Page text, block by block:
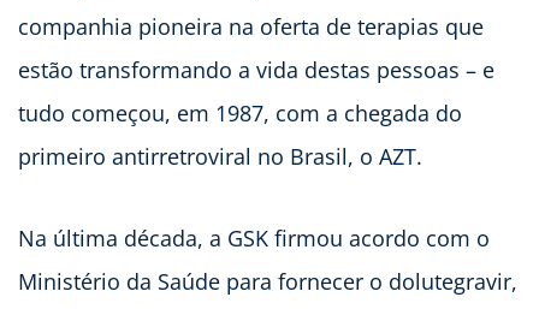
companhia pioneira na oferta de terapias que
estão transformando a vida destas pessoas – e
tudo começou, em 1987, com a chegada do
primeiro antirretroviral no Brasil, o AZT.
Na última década, a GSK firmou acordo com o
Ministério da Saúde para fornecer o dolutegravir,